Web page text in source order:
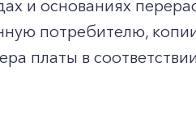
и основаниях
потребителю,
платы в